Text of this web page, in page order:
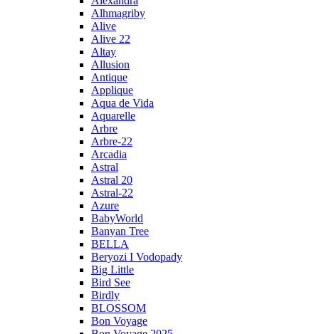
Alhmagriby
Alive
Alive 22
Altay
Allusion
Antique
Applique
Aqua de Vida
Aquarelle
Arbre
Arbre-22
Arcadia
Astral
Astral 20
Astral-22
Azure
BabyWorld
Banyan Tree
BELLA
Beryozi I Vodopady
Big Little
Bird See
Birdly
BLOSSOM
Bon Voyage